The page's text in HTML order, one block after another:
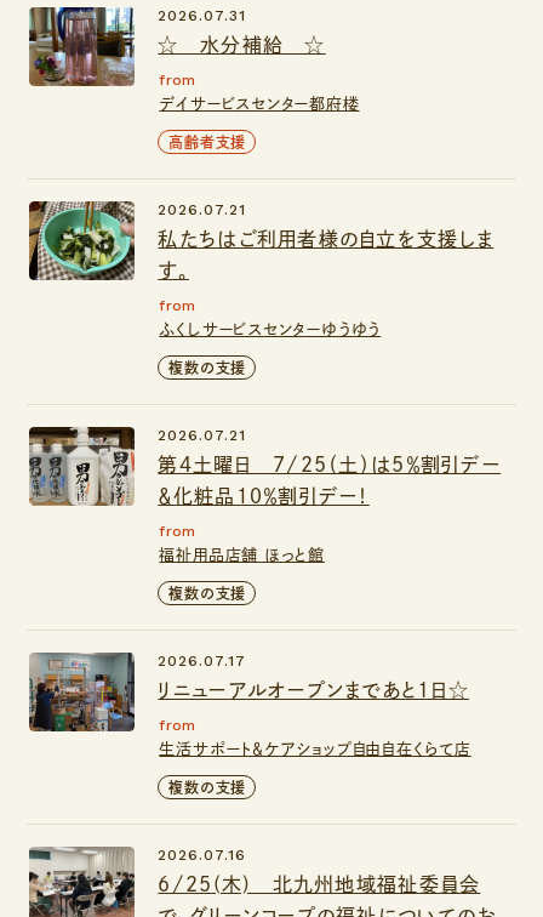
☆ 水分補給 ☆
2026.07.31
from
デイサービスセンター都府楼
高齢者支援
私たちはご利用者様の自立を支援しま
す。
2026.07.21
from
ふくしサービスセンターゆうゆう
複数の支援
第４土曜日 7/25（土）は5％割引デー
＆化粧品１０％割引デー！
2026.07.21
from
福祉用品店舗 ほっと館
複数の支援
リニューアルオープンまであと1日☆
2026.07.17
from
生活サポート＆ケアショップ自由自在くらて店
複数の支援
6/25(木) 北九州地域福祉委員会
2026.07.16